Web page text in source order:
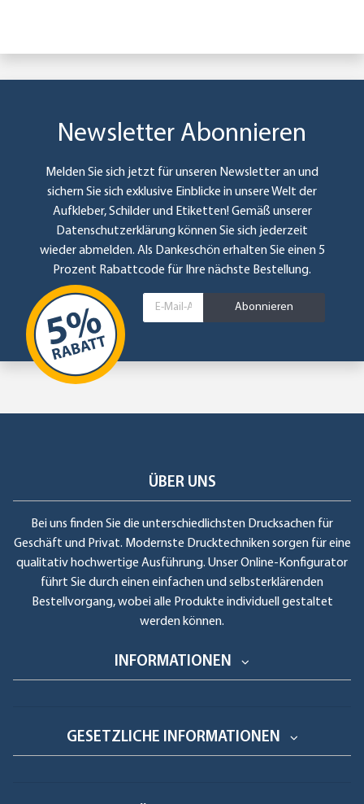
Newsletter Abonnieren
Melden Sie sich jetzt für unseren Newsletter an und
sichern Sie sich exklusive Einblicke in unsere Welt der
Aufkleber, Schilder und Etiketten! Gemäß unserer
Datenschutzerklärung können Sie sich jederzeit
wieder abmelden. Als Dankeschön erhalten Sie einen 5
Prozent Rabattcode für Ihre nächste Bestellung.
Abonnieren
ÜBER UNS
Bei uns finden Sie die unterschiedlichsten Drucksachen für
Geschäft und Privat. Modernste Drucktechniken sorgen für eine
qualitativ hochwertige Ausführung. Unser Online-Konfigurator
führt Sie durch einen einfachen und selbsterklärenden
Bestellvorgang, wobei alle Produkte individuell gestaltet
werden können.
INFORMATIONEN
GESETZLICHE INFORMATIONEN